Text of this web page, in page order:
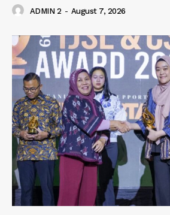
ADMIN 2 - August 7, 2026